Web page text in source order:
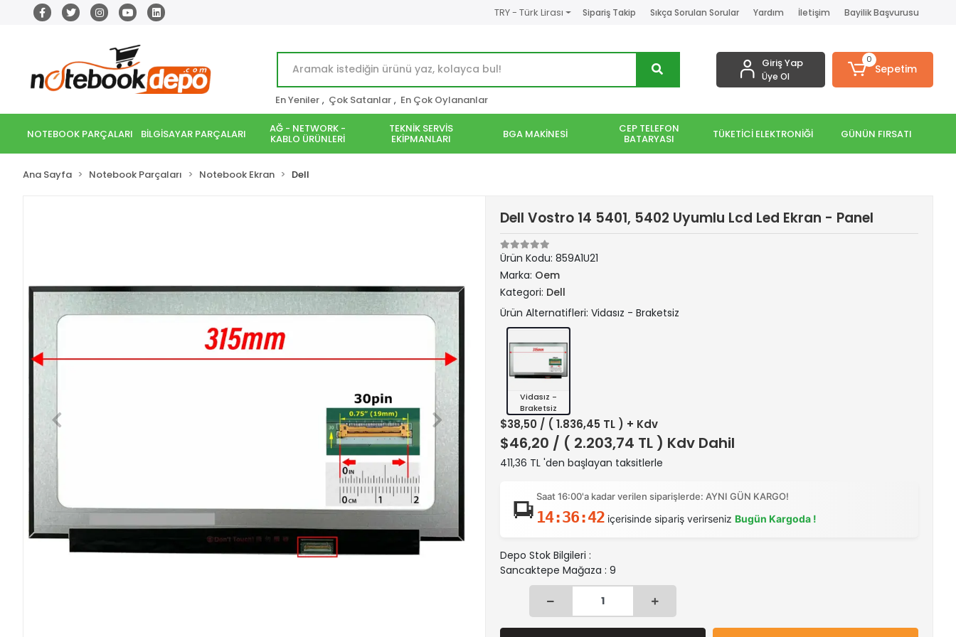
TRY - Türk Lirası Sipariş Takip Sıkça Sorulan Sorular Yardım İletişim Bayilik Başvurusu
En Yeniler , Çok Satanlar , En Çok Oylananlar
Giriş Yap
Üye Ol
0
Sepetim
NOTEBOOK PARÇALARI BİLGİSAYAR PARÇALARI AĞ - NETWORK -
KABLO ÜRÜNLERİ
TEKNİK SERVİS
EKİPMANLARI BGA MAKİNESİ CEP TELEFON
BATARYASI TÜKETİCİ ELEKTRONİĞİ GÜNÜN FIRSATI
Ana Sayfa Notebook Parçaları Notebook Ekran Dell
Dell Vostro 14 5401, 5402 Uyumlu Lcd Led Ekran - Panel
Ürün Kodu: 859A1U21
Marka: Oem
Kategori: Dell
Ürün Alternatifleri: Vidasız - Braketsiz
Vidasız -
Braketsiz
$38,50 / ( 1.836,45 TL ) + Kdv
$46,20 / ( 2.203,74 TL ) Kdv Dahil
411,36 TL 'den başlayan taksitlerle
Saat 16:00'a kadar verilen siparişlerde: AYNI GÜN KARGO!
14:36:40 içerisinde sipariş verirseniz Bugün Kargoda !
Depo Stok Bilgileri :
Sancaktepe Mağaza : 9